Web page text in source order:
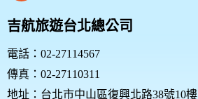
吉航旅遊台北總公司
電話：02-27114567
傳真：02-27110311
地址：台北市中山區復興北路38號10樓